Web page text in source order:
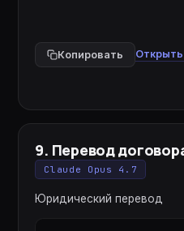
Копировать
9. Перевод
Claude Opus 4.7
Юридический перевод